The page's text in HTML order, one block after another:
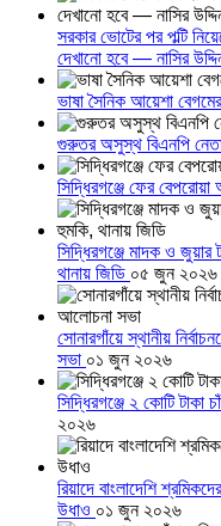
সরকার ভোটের পর পল্টি
দেখানো হবে — নাসির
ভাষা সৈনিক আয়েশা
গুরুতর অসুস্থ বিএনপি
সিদ্ধিরগঞ্জে ফের
সিদ্ধিরগঞ্জে মাদক ও জুয়ার
থানায় জিডি ০৫ জুন ২০২৬
সোনারগাঁয়ে স্থানীয়
সভা ০১ জুন ২০২৬
সিদ্ধিরগঞ্জে ২ কোটি টাকা
২০২৬
রিয়াদে বাংলাদেশি
উধাও ০১ জুন ২০২৬